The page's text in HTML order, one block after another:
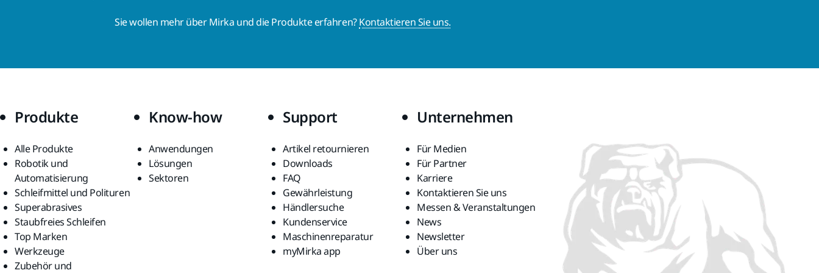
Sie wollen mehr über Mirka und die Produkte erfahren?Kontaktieren Sie uns.
Produkte
Alle Produkte
Robotik und
Automatisierung
Schleifmittel und Polituren
Superabrasives
Staubfreies Schleifen
Top Marken
Werkzeuge
Zubehör und
Know-how
Anwendungen
Lösungen
Sektoren
Support
Artikel retournieren
Downloads
FAQ
Gewährleistung
Händlersuche
Kundenservice
Maschinenreparatur
myMirka app
Unternehmen
Für Medien
Für Partner
Karriere
Kontaktieren Sie uns
Messen & Veranstaltungen
News
Newsletter
Über uns